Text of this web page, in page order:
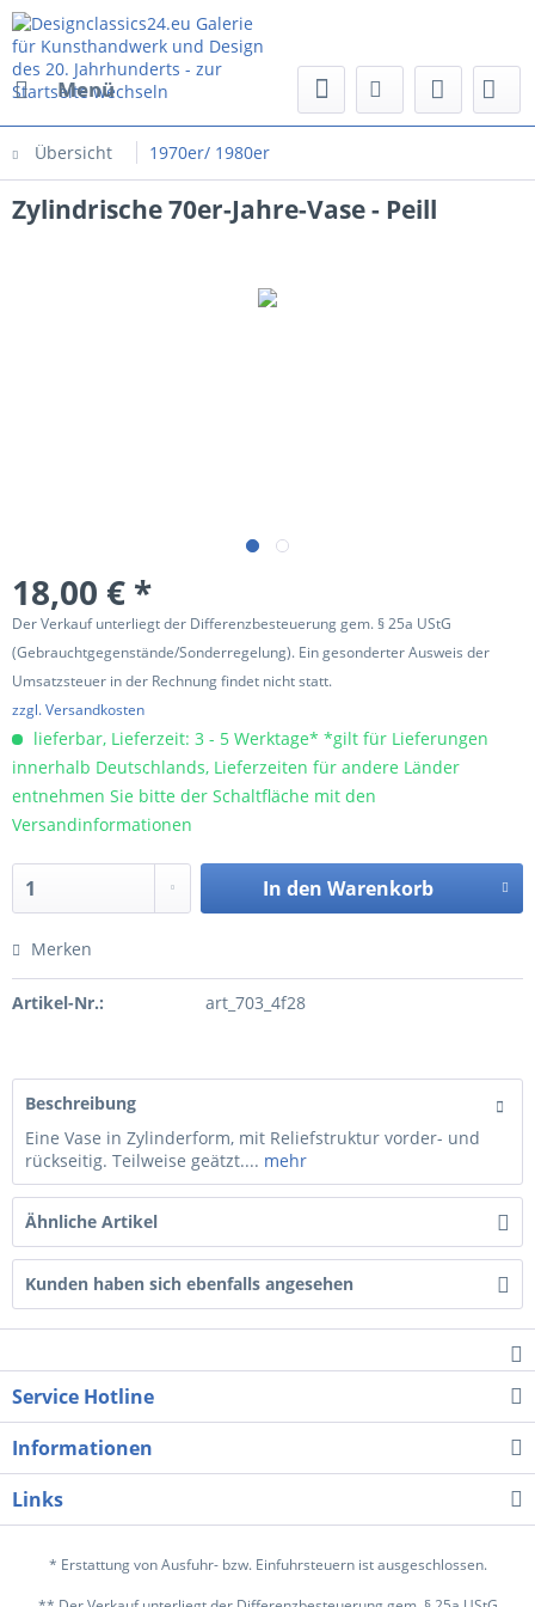
Menü
Übersicht 1970er/ 1980er
Zylindrische 70er-Jahre-Vase - Peill
18,00 € *
Der Verkauf unterliegt der Differenzbesteuerung gem. § 25a UStG
(Gebrauchtgegenstände/Sonderregelung). Ein gesonderter Ausweis der
Umsatzsteuer in der Rechnung findet nicht statt.
zzgl. Versandkosten
lieferbar, Lieferzeit: 3 - 5 Werktage* *gilt für Lieferungen
innerhalb Deutschlands, Lieferzeiten für andere Länder
entnehmen Sie bitte der Schaltfläche mit den
Versandinformationen
In den Warenkorb
Merken
Artikel-Nr.: art_703_4f28
Beschreibung
Eine Vase in Zylinderform, mit Reliefstruktur vorder- und
rückseitig. Teilweise geätzt.... mehr
Ähnliche Artikel
Kunden haben sich ebenfalls angesehen
Service Hotline
Informationen
Links
* Erstattung von Ausfuhr- bzw. Einfuhrsteuern ist ausgeschlossen.